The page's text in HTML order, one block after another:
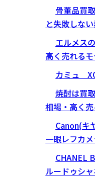
骨董品買
と失敗しな
エルメス
高く売れる
カミュ
焼酎は買
相場・高く
Canon(キ
一眼レフカメ
CHANEL
ルードゥシ